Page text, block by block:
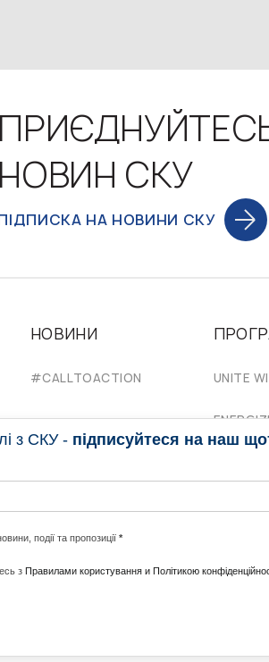
НОВИН СКУ
НА НОВИНИ СКУ
НОВИНИ
#CALLTOACTION UNITE
з СКУ - підписуйтеся на наш
події та пропозиції *
з Правилами користування и Політикою